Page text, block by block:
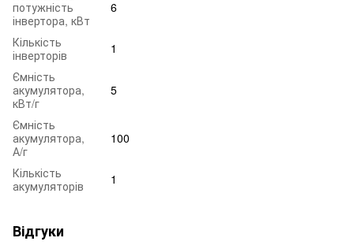
потужність
інвертора, кВт
6
Кількість
інверторів
1
Ємність
акумулятора,
кВт/г
5
Ємність
акумулятора,
А/г
100
Кількість
акумуляторів
1
Відгуки